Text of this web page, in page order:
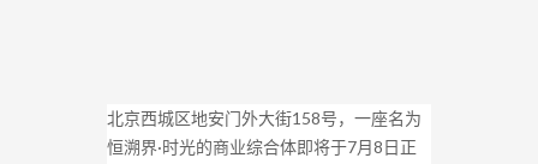
北京西城区地安门外大街158号，一座名为
恒溯界·时光的商业综合体即将于7月8日正